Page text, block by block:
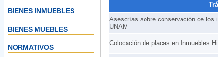
BIENES INMUEBLES
BIENES MUEBLES
NORMATIVOS
Asesorías sobre conservación de
UNAM
Colocación de placas en Inmuebles